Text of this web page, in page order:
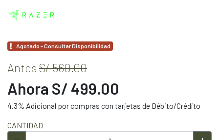
Agotado - Consultar Disponibilidad
Antes S/ 560.00
Ahora S/ 499.00
4.3% Adicional por compras con tarjetas de Débito/Crédito
CANTIDAD